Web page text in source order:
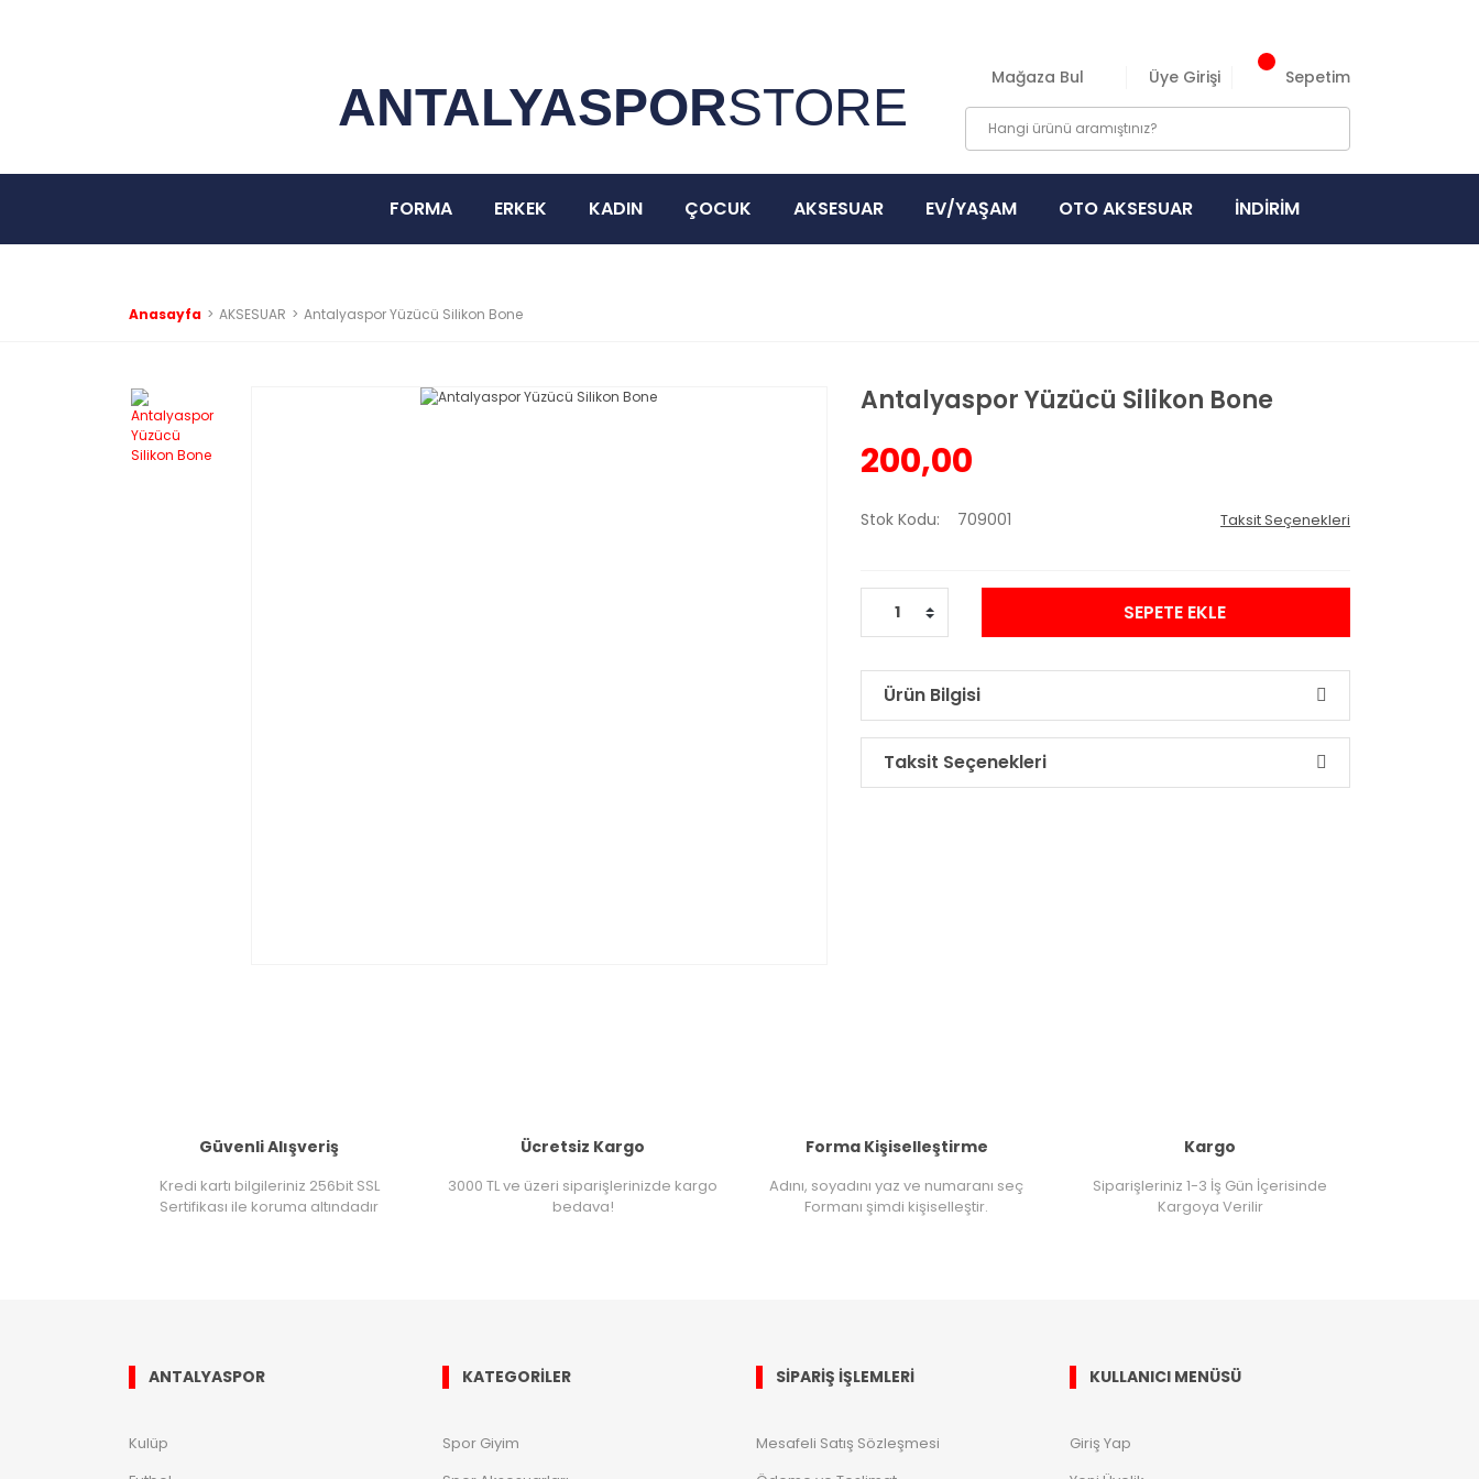
ANTALYASPORSTORE
Mağaza Bul Üye Girişi Sepetim
FORMA ERKEK KADIN ÇOCUK AKSESUAR EV/YAŞAM OTO AKSESUAR İNDİRİM
Anasayfa AKSESUAR Antalyaspor Yüzücü Silikon Bone
Antalyaspor Yüzücü Silikon Bone
200,00
Stok Kodu 709001 Taksit Seçenekleri
SEPETE EKLE
Ürün Bilgisi
Taksit Seçenekleri
Güvenli Alışveriş
Kredi kartı bilgileriniz 256bit SSL
Sertifikası ile koruma altındadır
Ücretsiz Kargo
3000 TL ve üzeri siparişlerinizde kargo
bedava!
Forma Kişiselleştirme
Adını, soyadını yaz ve numaranı seç
Formanı şimdi kişiselleştir.
Kargo
Siparişleriniz 1-3 İş Gün İçerisinde
Kargoya Verilir
ANTALYASPOR
Kulüp
KATEGORİLER
Spor Giyim
SİPARİŞ İŞLEMLERİ
Mesafeli Satış Sözleşmesi
KULLANICI MENÜSÜ
Giriş Yap